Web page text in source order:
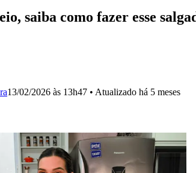
saiba como fazer esse
13/02/2026 às 13h47 • Atualizado há 5 meses